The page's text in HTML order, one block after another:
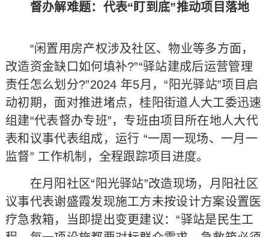
督办解难题：代表“盯到底”推动项目落地​
“闲置用房产权涉及社区、物业等多方面，
改造资金缺口如何填补?”“驿站建成后运营管理
责任怎么划分?”2024 年5月，“阳光驿站”项目启
动初期，面对推进堵点，桂阳街道人大工委迅速
组建“代表督办专班”，专班由项目所在地人大代
表和议事代表组成，运行 “一周一现场、一月一
监督” 工作机制，全程跟踪项目进度。
在月阳社区“阳光驿站”改造现场，月阳社区
议事代表谢盛霞发现施工方未按设计方案设置医
疗急救箱，当即提出变更建议：“驿站是民生工